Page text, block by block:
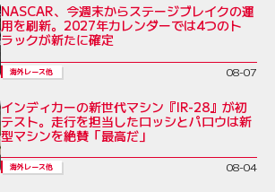
NASCAR、今週末からステージブレイクの運
用を刷新。2027年カレンダーでは4つのト
ラックが新たに確定
海外レース他 08-07
インディカーの新世代マシン『IR-28』が初
テスト。走行を担当したロッシとパロウは新
型マシンを絶賛「最高だ」
海外レース他 08-04